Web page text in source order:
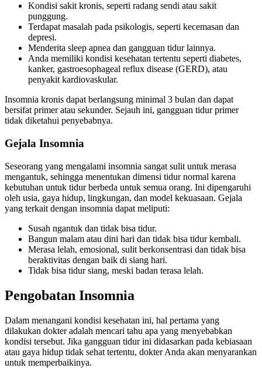
Kondisi sakit kronis, seperti radang sendi atau sakit
punggung.
Terdapat masalah pada psikologis, seperti kecemasan dan
depresi.
Menderita sleep apnea dan gangguan tidur lainnya.
Anda memiliki kondisi kesehatan tertentu seperti diabetes,
kanker, gastroesophageal reflux disease (GERD), atau
penyakit kardiovaskular.
Insomnia kronis dapat berlangsung minimal 3 bulan dan dapat
bersifat primer atau sekunder. Sejauh ini, gangguan tidur primer
tidak diketahui penyebabnya.
Gejala Insomnia
Seseorang yang mengalami insomnia sangat sulit untuk merasa
mengantuk, sehingga menentukan dimensi tidur normal karena
kebutuhan untuk tidur berbeda untuk semua orang. Ini dipengaruhi
oleh usia, gaya hidup, lingkungan, dan model kekuasaan. Gejala
yang terkait dengan insomnia dapat meliputi:
Susah ngantuk dan tidak bisa tidur.
Bangun malam atau dini hari dan tidak bisa tidur kembali.
Merasa lelah, emosional, sulit berkonsentrasi dan tidak bisa
beraktivitas dengan baik di siang hari.
Tidak bisa tidur siang, meski badan terasa lelah.
Pengobatan Insomnia
Dalam menangani kondisi kesehatan ini, hal pertama yang
dilakukan dokter adalah mencari tahu apa yang menyebabkan
kondisi tersebut. Jika gangguan tidur ini didasarkan pada kebiasaan
atau gaya hidup tidak sehat tertentu, dokter Anda akan menyarankan
untuk memperbaikinya.